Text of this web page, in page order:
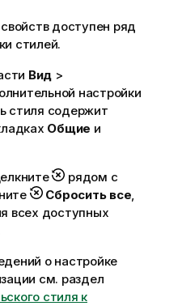
доступен ряд
стилей.
Вид >
настройки
стиля содержит
Общие и
рядом с
Сбросить все,
всех доступных
о настройке
см. раздел
стиля к